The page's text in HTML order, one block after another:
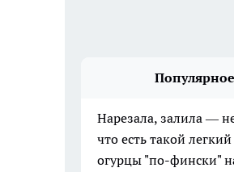
Популярное
Нарезала, залила —
что есть такой
огурцы "по-фински"